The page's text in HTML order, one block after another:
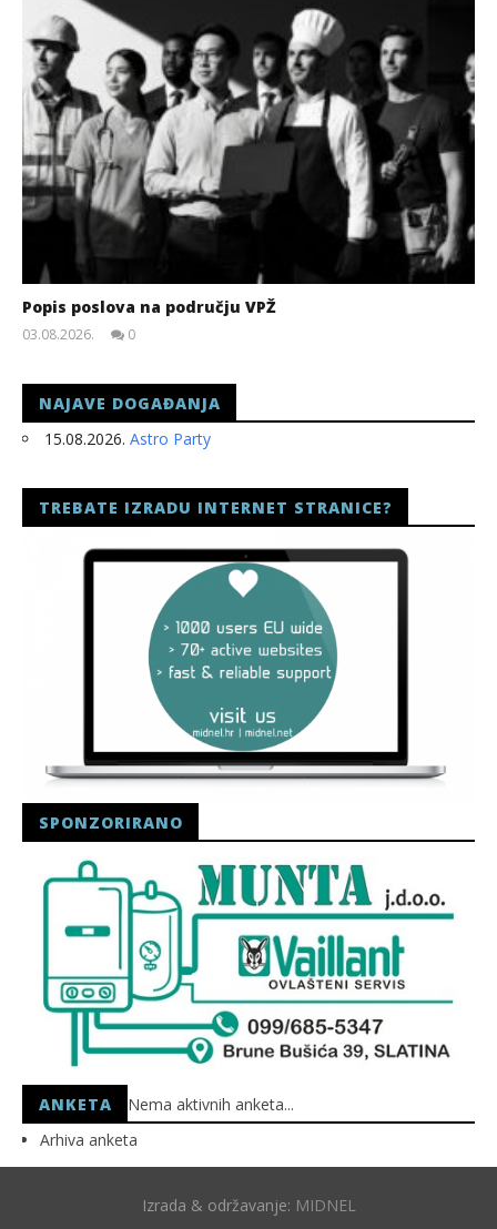
Popis poslova na području VPŽ
03.08.2026.
0
NAJAVE DOGAĐANJA
15.08.2026. Astro Party
TREBATE IZRADU INTERNET STRANICE?
SPONZORIRANO
ANKETA
Nema aktivnih anketa...
Arhiva anketa
Izrada & održavanje: MIDNEL